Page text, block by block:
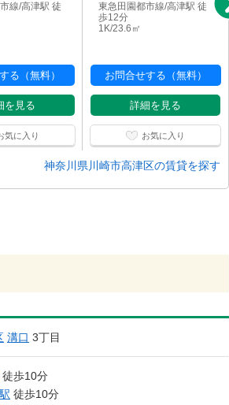
線/高津駅 徒
る（無料）
を見る
気に入り
東急田園都市線/高津駅 徒
歩12分
1K/23.6㎡
お問合せする（無料）
詳細を見る
お気に入り
神奈川県川崎市高津区の賃貸を探す
溝口 3丁目
徒歩10分
徒歩10分